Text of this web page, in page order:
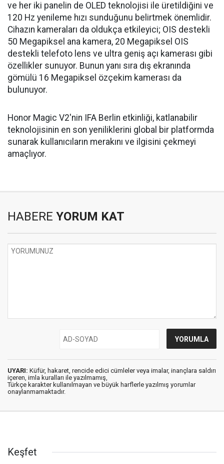
ve her iki panelin de OLED teknolojisi ile üretildiğini ve
120 Hz yenileme hızı sunduğunu belirtmek önemlidir.
Cihazın kameraları da oldukça etkileyici; OIS destekli
50 Megapiksel ana kamera, 20 Megapiksel OIS
destekli telefoto lens ve ultra geniş açı kamerası gibi
özellikler sunuyor. Bunun yanı sıra dış ekranında
gömülü 16 Megapiksel özçekim kamerası da
bulunuyor.
Honor Magic V2'nin IFA Berlin etkinliği, katlanabilir
teknolojisinin en son yeniliklerini global bir platformda
sunarak kullanıcıların merakını ve ilgisini çekmeyi
amaçlıyor.
HABERE YORUM KAT
UYARI: Küfür, hakaret, rencide edici cümleler veya imalar, inançlara saldırı
içeren, imla kuralları ile yazılmamış,
Türkçe karakter kullanılmayan ve büyük harflerle yazılmış yorumlar
onaylanmamaktadır.
Keşfet